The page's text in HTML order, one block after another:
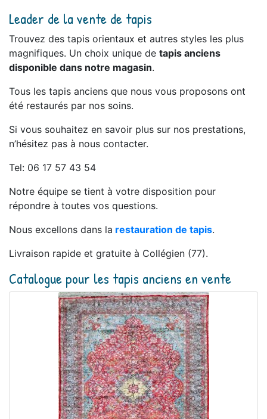
Leader de la vente de tapis
Trouvez des tapis orientaux et autres styles les plus
magnifiques. Un choix unique de tapis anciens
disponible dans notre magasin.
Tous les tapis anciens que nous vous proposons ont
été restaurés par nos soins.
Si vous souhaitez en savoir plus sur nos prestations,
n’hésitez pas à nous contacter.
Tel: 06 17 57 43 54
Notre équipe se tient à votre disposition pour
répondre à toutes vos questions.
Nous excellons dans la restauration de tapis.
Livraison rapide et gratuite à Collégien (77).
Catalogue pour les tapis anciens en vente